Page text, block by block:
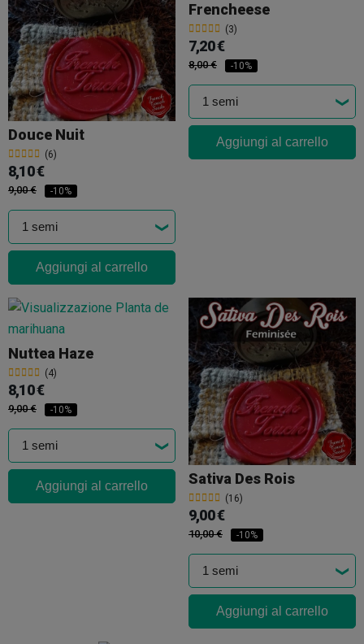
Douce Nuit
(6)
8,10 €
9,00 € -10%
Aggiungi al carrello
Frencheese
(3)
7,20 €
8,00 € -10%
Aggiungi al carrello
Nuttea Haze
(4)
8,10 €
9,00 € -10%
Aggiungi al carrello Sativa Des Rois
(16)
9,00 €
10,00 € -10%
Aggiungi al carrello